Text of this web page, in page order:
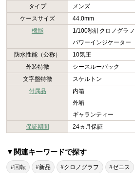
タイプ
メンズ
ケースサイズ
44.0mm
機能
1/100秒計クロノグラフ
パワーインジケーター
防水性能（公称）
10気圧
外装特徴
シースルーバック
文字盤特徴
スケルトン
付属品
内箱
外箱
ギャランティー
保証期間
24ヵ月保証
▼関連キーワードで探す
#回転 #新品 #クロノグラフ #ゼニス